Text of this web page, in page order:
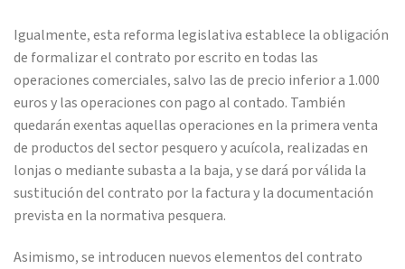
Igualmente, esta reforma legislativa establece la obligación
de formalizar el contrato por escrito en todas las
operaciones comerciales, salvo las de precio inferior a 1.000
euros y las operaciones con pago al contado. También
quedarán exentas aquellas operaciones en la primera venta
de productos del sector pesquero y acuícola, realizadas en
lonjas o mediante subasta a la baja, y se dará por válida la
sustitución del contrato por la factura y la documentación
prevista en la normativa pesquera.
Asimismo, se introducen nuevos elementos del contrato